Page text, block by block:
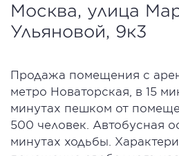
Москва, улица
Ульяновой, 9к3
Продажа помещения с
метро Новаторская, в 15
минутах пешком от
500 человек. Автобусная
минутах ходьбы.